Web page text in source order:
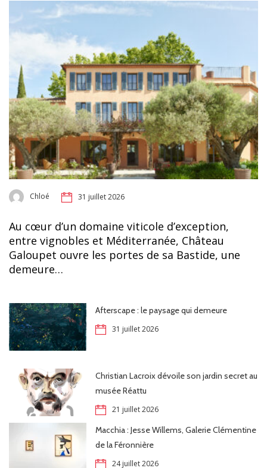
Chloé 31 juillet 2026
Au cœur d’un domaine viticole d’exception,
entre vignobles et Méditerranée, Château
Galoupet ouvre les portes de sa Bastide, une
demeure…
Afterscape : le paysage qui demeure
31 juillet 2026
Christian Lacroix dévoile son jardin secret au
musée Réattu
21 juillet 2026
Macchia : Jesse Willems, Galerie Clémentine
de la Féronnière
24 juillet 2026